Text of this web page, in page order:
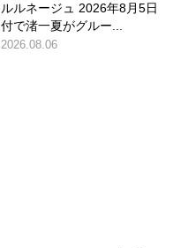
ルルネージュ 2026年8月5日
付で渚一夏がグルー...
2026.08.06